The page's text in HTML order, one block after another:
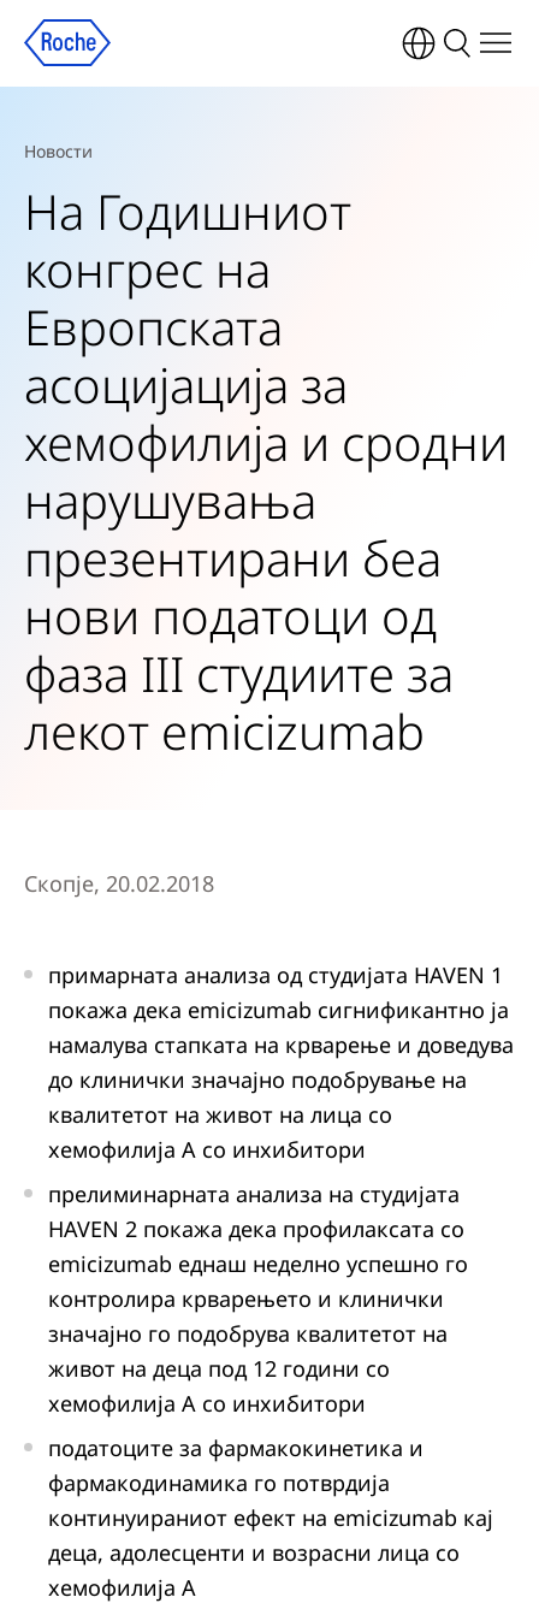
Новости
На Годишниот
конгрес на
Европската
асоцијација за
хемофилија и сродни
нарушувања
презентирани беа
нови податоци од
фаза III студиите за
лекот emicizumab
Скопје, 20.02.2018
примарната анализа од студијата HAVEN 1
покажа дека emicizumab сигнификантно ја
намалува стапката на крварење и доведува
до клинички значајно подобрување на
квалитетот на живот на лица со
хемофилија А со инхибитори
прелиминарната анализа на студијата
HAVEN 2 покажа дека профилаксата со
emicizumab еднаш неделно успешно го
контролира крварењето и клинички
значајно го подобрува квалитетот на
живот на деца под 12 години со
хемофилија А со инхибитори
податоците за фармакокинетика и
фармакодинамика го потврдија
континуираниот ефект на emicizumab кај
деца, адолесценти и возрасни лица со
хемофилија А